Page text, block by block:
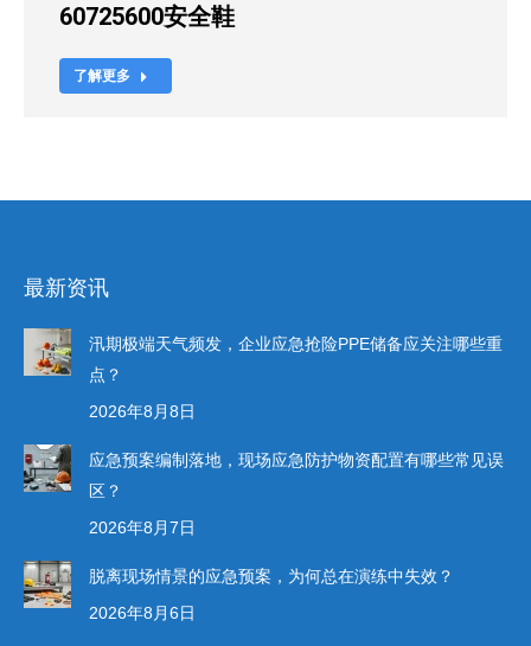
60725600安全鞋
了解更多
最新资讯
汛期极端天气频发，企业应急抢险PPE储备应关注哪些重
点？
2026年8月8日
应急预案编制落地，现场应急防护物资配置有哪些常见误
区？
2026年8月7日
脱离现场情景的应急预案，为何总在演练中失效？
2026年8月6日